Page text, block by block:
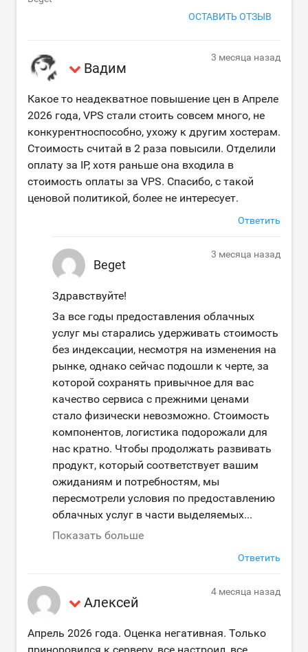
ОСТАВИТЬ ОТЗЫВ
Вадим
3 месяца назад
Какое то неадекватное повышение цен в Апреле
2026 года, VPS стали стоить совсем много, не
конкурентноспособно, ухожу к другим хостерам.
Стоимость считай в 2 раза повысили. Отделили
оплату за IP, хотя раньше она входила в
стоимость оплаты за VPS. Спасибо, с такой
ценовой политикой, более не интересует.
Ответить
Beget
3 месяца назад
Здравствуйте!
За все годы предоставления облачных
услуг мы старались удерживать стоимость
без индексации, несмотря на изменения на
рынке, однако сейчас подошли к черте, за
которой сохранять привычное для вас
качество сервиса с прежними ценами
стало физически невозможно. Стоимость
компонентов, логистика подорожали для
нас кратно. Чтобы продолжать развивать
продукт, который соответствует вашим
ожиданиям и потребностям, мы
пересмотрели условия по предоставлению
облачных услуг в части выделяемых...
Показать больше
Ответить
Алексей
4 месяца назад
Апрель 2026 года. Оценка негативная. Только